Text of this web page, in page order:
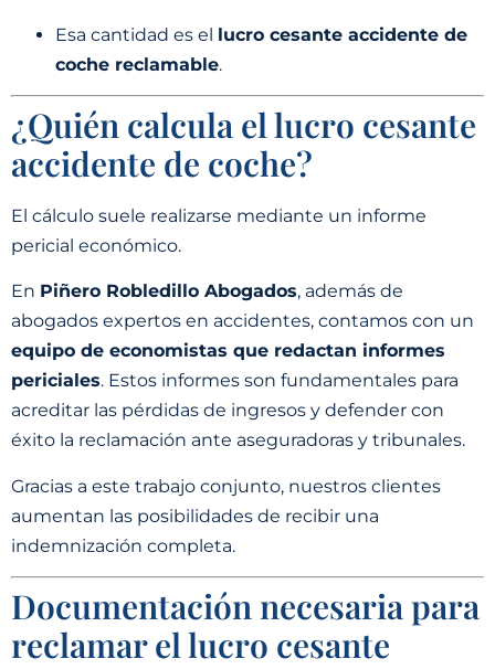
Esa cantidad es el lucro cesante accidente de
coche reclamable.
¿Quién calcula el lucro cesante
accidente de coche?
El cálculo suele realizarse mediante un informe
pericial económico.
En Piñero Robledillo Abogados, además de
abogados expertos en accidentes, contamos con un
equipo de economistas que redactan informes
periciales. Estos informes son fundamentales para
acreditar las pérdidas de ingresos y defender con
éxito la reclamación ante aseguradoras y tribunales.
Gracias a este trabajo conjunto, nuestros clientes
aumentan las posibilidades de recibir una
indemnización completa.
Documentación necesaria para
reclamar el lucro cesante